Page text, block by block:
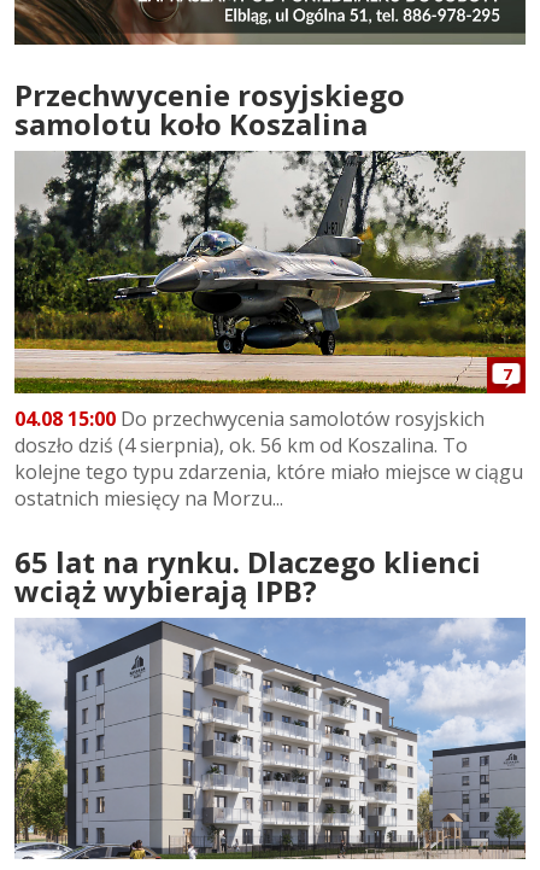
Przechwycenie rosyjskiego
samolotu koło Koszalina
7
04.08 15:00 Do przechwycenia samolotów rosyjskich
doszło dziś (4 sierpnia), ok. 56 km od Koszalina. To
kolejne tego typu zdarzenia, które miało miejsce w ciągu
ostatnich miesięcy na Morzu...
65 lat na rynku. Dlaczego klienci
wciąż wybierają IPB?